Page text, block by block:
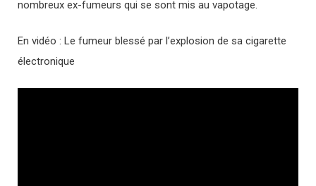
nombreux ex-fumeurs qui se sont mis au vapotage.
En vidéo : Le fumeur blessé par l’explosion de sa cigarette
électronique